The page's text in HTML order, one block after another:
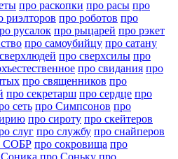
про раскопки про расы про
риэлторов про роботов про
русалок про рыцарей про рэкет
про самоубийцу про сатану
про сверхсилы про
про свидания про
про священников про
про секретарш про сердце про
сеть про Симпсонов про
про сироту про скейтеров
слуг про службу про снайперов
СОБР про сокровища про